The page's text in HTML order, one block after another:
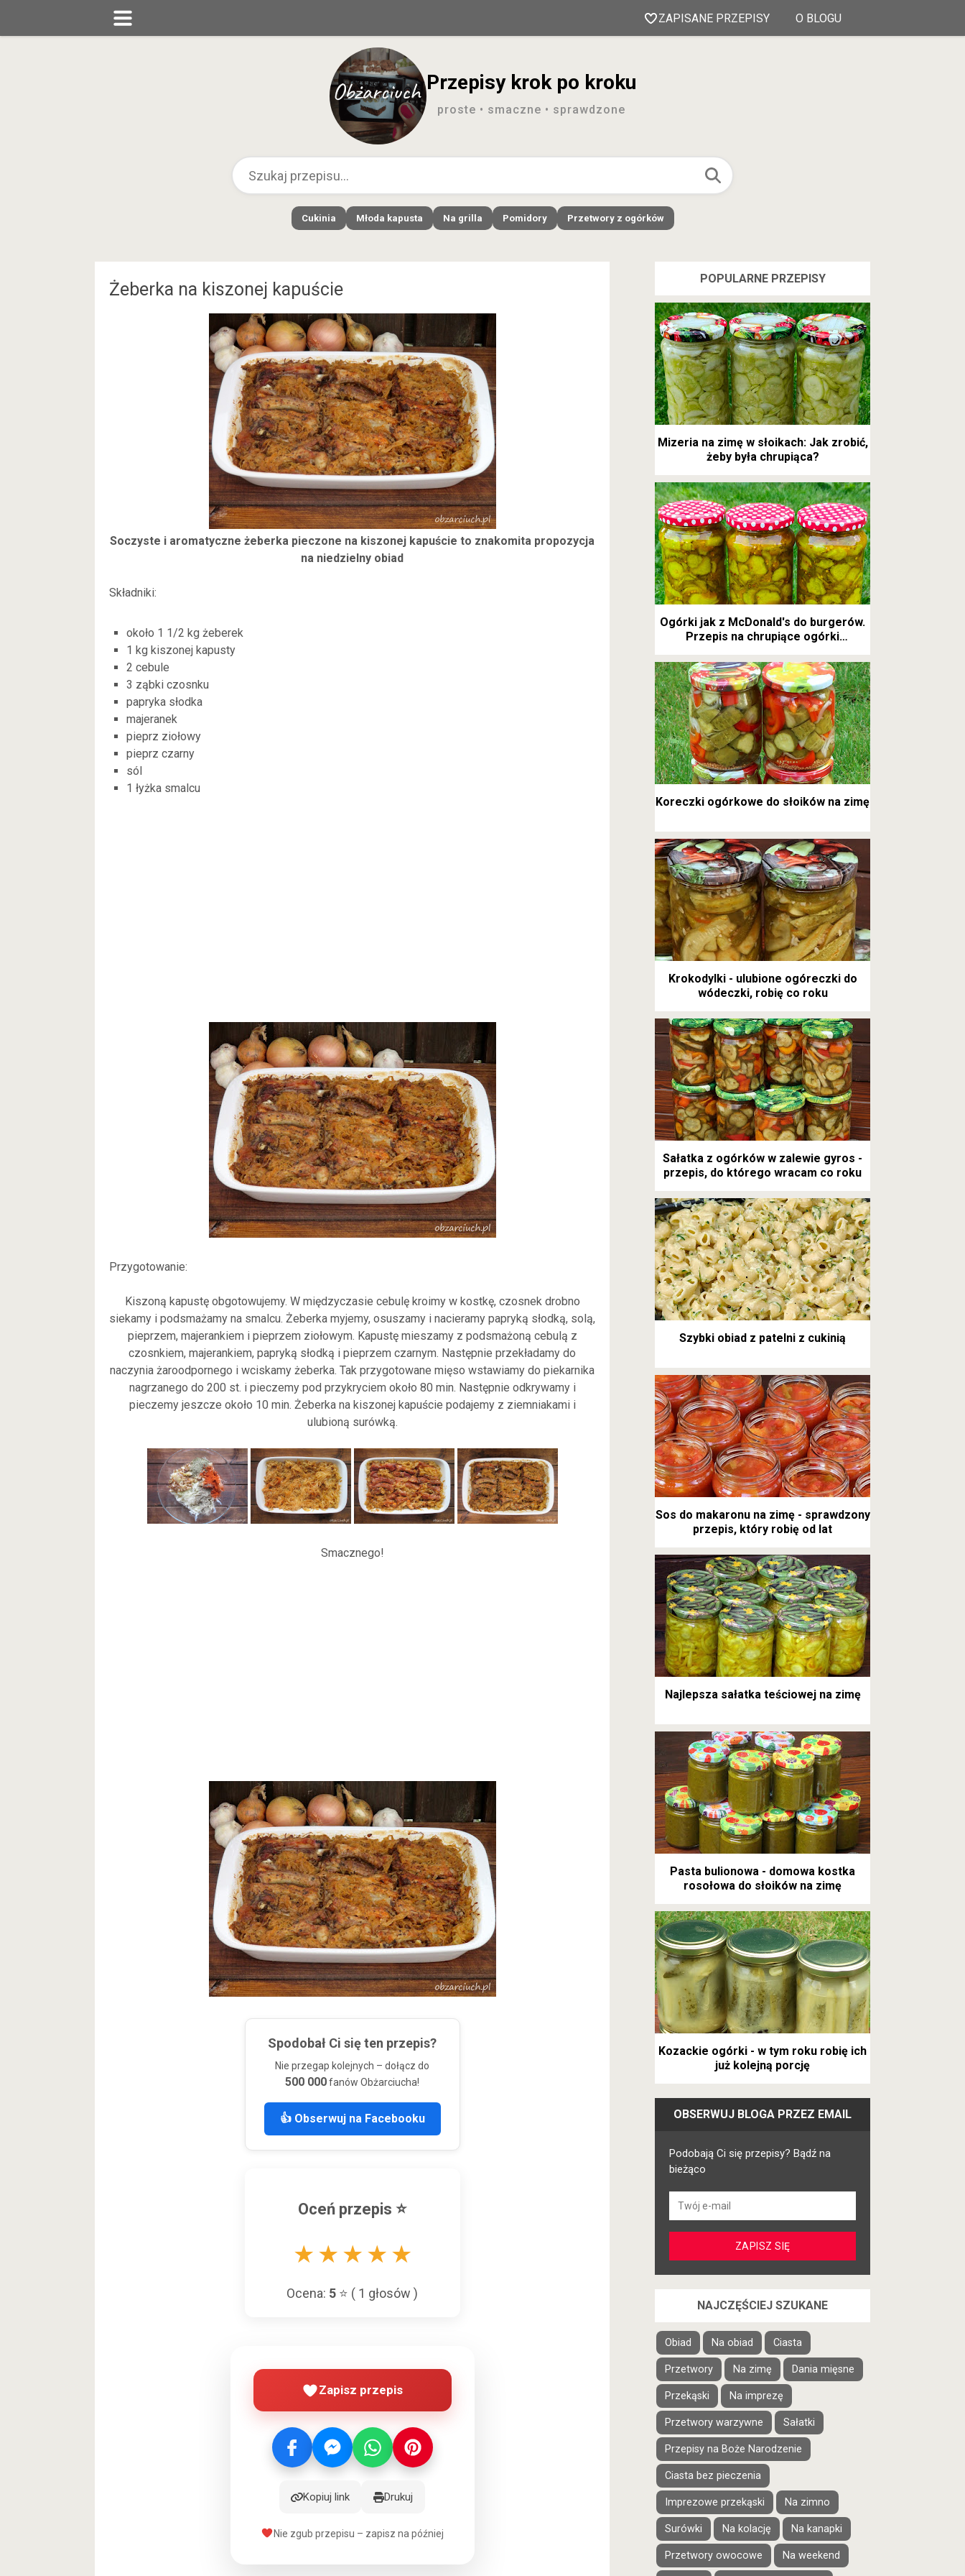
ZAPISANE PRZEPISY O BLOGU
Przepisy krok po kroku
proste • smaczne • sprawdzone
Cukinia Młoda kapusta Na grilla Pomidory Przetwory z ogórków
Żeberka na kiszonej kapuście
Soczyste i aromatyczne żeberka pieczone na kiszonej kapuście to znakomita propozycja
na niedzielny obiad
Składniki:
około 1 1/2 kg żeberek
1 kg kiszonej kapusty
2 cebule
3 ząbki czosnku
papryka słodka
majeranek
pieprz ziołowy
pieprz czarny
sól
1 łyżka smalcu
Przygotowanie:
Kiszoną kapustę obgotowujemy. W międzyczasie cebulę kroimy w kostkę, czosnek drobno
siekamy i podsmażamy na smalcu. Żeberka myjemy, osuszamy i nacieramy papryką słodką, solą,
pieprzem, majerankiem i pieprzem ziołowym. Kapustę mieszamy z podsmażoną cebulą z
czosnkiem, majerankiem, papryką słodką i pieprzem czarnym. Następnie przekładamy do
naczynia żaroodpornego i wciskamy żeberka. Tak przygotowane mięso wstawiamy do piekarnika
nagrzanego do 200 st. i pieczemy pod przykryciem około 80 min. Następnie odkrywamy i
pieczemy jeszcze około 10 min. Żeberka na kiszonej kapuście podajemy z ziemniakami i
ulubioną surówką.
Smacznego!
Spodobał Ci się ten przepis?
Nie przegap kolejnych – dołącz do
500 000fanów Obżarciucha!
👍 Obserwuj na Facebooku
Oceń przepis ⭐
★ ★ ★ ★ ★
Ocena: 5 ⭐ ( 1 głosów )
Zapisz przepis
Kopiuj link Drukuj
Nie zgub przepisu – zapisz na później
POPULARNE PRZEPISY
Mizeria na zimę w słoikach: Jak zrobić,
żeby była chrupiąca?
Ogórki jak z McDonald's do burgerów.
Przepis na chrupiące ogórki
Koreczki ogórkowe do słoików na zimę
Krokodylki - ulubione ogóreczki do
wódeczki, robię co roku
Sałatka z ogórków w zalewie gyros -
przepis, do którego wracam co roku
Szybki obiad z patelni z cukinią
Sos do makaronu na zimę - sprawdzony
przepis, który robię od lat
Najlepsza sałatka teściowej na zimę
Pasta bulionowa - domowa kostka
rosołowa do słoików na zimę
Kozackie ogórki - w tym roku robię ich
już kolejną porcję
OBSERWUJ BLOGA PRZEZ EMAIL
Podobają Ci się przepisy? Bądź na
bieżąco
NAJCZĘŚCIEJ SZUKANE
Obiad Na obiad Ciasta
Przetwory Na zimę Dania mięsne
Przekąski Na imprezę
Przetwory warzywne Sałatki
Przepisy na Boże Narodzenie
Ciasta bez pieczenia
Imprezowe przekąski Na zimno
Surówki Na kolację Na kanapki
Przetwory owocowe Na weekend